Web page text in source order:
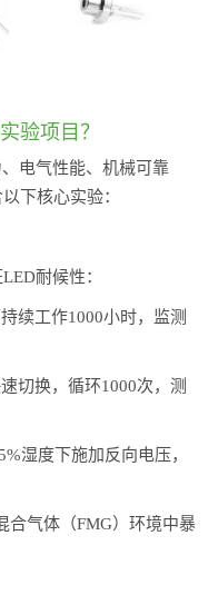
验项目？
电气性能、机械可靠
下核心实验：
耐候性：
续工作1000小时，监测
切换，循环1000次，测
湿度下施加反向电压，
合气体（FMG）环境中暴